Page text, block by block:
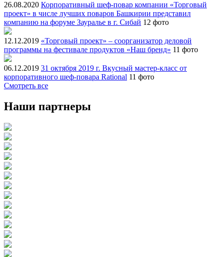
26.08.2020 Корпоративный шеф-повар компании «Торговый
проект» в числе лучших поваров Башкирии представил
компанию на форуме Зауралье в г. Сибай 12 фото
12.12.2019 «Торговый проект» – соорганизатор деловой
программы на фестивале продуктов «Наш бренд» 11 фото
06.12.2019 31 октября 2019 г. Вкусный мастер-класс от
корпоративного шеф-повара Rational 11 фото
Смотреть все
Наши партнеры